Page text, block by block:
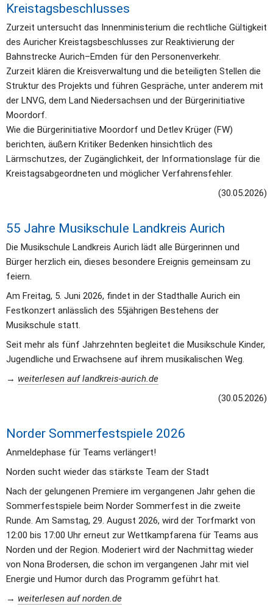
Kreistagsbeschlusses
Zurzeit untersucht das Innenministerium die rechtliche Gültigkeit
des Auricher Kreistagsbeschlusses zur Reaktivierung der
Bahnstrecke Aurich–Emden für den Personenverkehr.
Zurzeit klären die Kreisverwaltung und die beteiligten Stellen die
Struktur des Projekts und führen Gespräche, unter anderem mit
der LNVG, dem Land Niedersachsen und der Bürgerinitiative
Moordorf.
Wie die Bürgerinitiative Moordorf und Detlev Krüger (FW)
berichten, äußern Kritiker Bedenken hinsichtlich des
Lärmschutzes, der Zugänglichkeit, der Informationslage für die
Kreistagsabgeordneten und möglicher Verfahrensfehler.
(30.05.2026)
55 Jahre Musikschule Landkreis Aurich
Die Musikschule Landkreis Aurich lädt alle Bürgerinnen und
Bürger herzlich ein, dieses besondere Ereignis gemeinsam zu
feiern.
Am Freitag, 5. Juni 2026, findet in der Stadthalle Aurich ein
Festkonzert anlässlich des 55jährigen Bestehens der
Musikschule statt.
Seit mehr als fünf Jahrzehnten begleitet die Musikschule Kinder,
Jugendliche und Erwachsene auf ihrem musikalischen Weg.
→ weiterlesen auf landkreis-aurich.de
(30.05.2026)
Norder Sommerfestspiele 2026
Anmeldephase für Teams verlängert!
Norden sucht wieder das stärkste Team der Stadt
Nach der gelungenen Premiere im vergangenen Jahr gehen die
Sommerfestspiele beim Norder Sommerfest in die zweite
Runde. Am Samstag, 29. August 2026, wird der Torfmarkt von
12:00 bis 17:00 Uhr erneut zur Wettkampfarena für Teams aus
Norden und der Region. Moderiert wird der Nachmittag wieder
von Nona Brodersen, die schon im vergangenen Jahr mit viel
Energie und Humor durch das Programm geführt hat.
→ weiterlesen auf norden.de